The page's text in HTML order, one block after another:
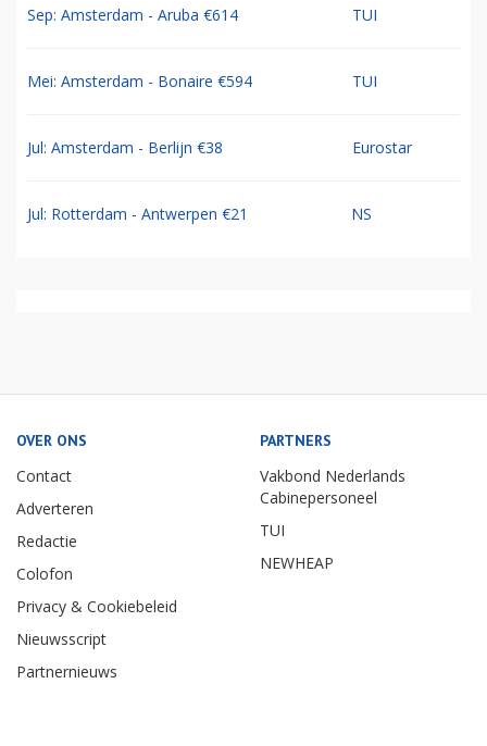
Sep: Amsterdam - Aruba €614 TUI
Mei: Amsterdam - Bonaire €594 TUI
Jul: Amsterdam - Berlijn €38 Eurostar
Jul: Rotterdam - Antwerpen €21 NS
OVER ONS
Contact
Adverteren
Redactie
Colofon
Privacy & Cookiebeleid
Nieuwsscript
Partnernieuws
PARTNERS
Vakbond Nederlands
Cabinepersoneel
TUI
NEWHEAP